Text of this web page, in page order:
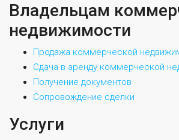
Владельцам
недвижимости
Продажа коммерческой
Сдача в аренду коммерческой
Получение документов
Сопровождение сделки
Услуги